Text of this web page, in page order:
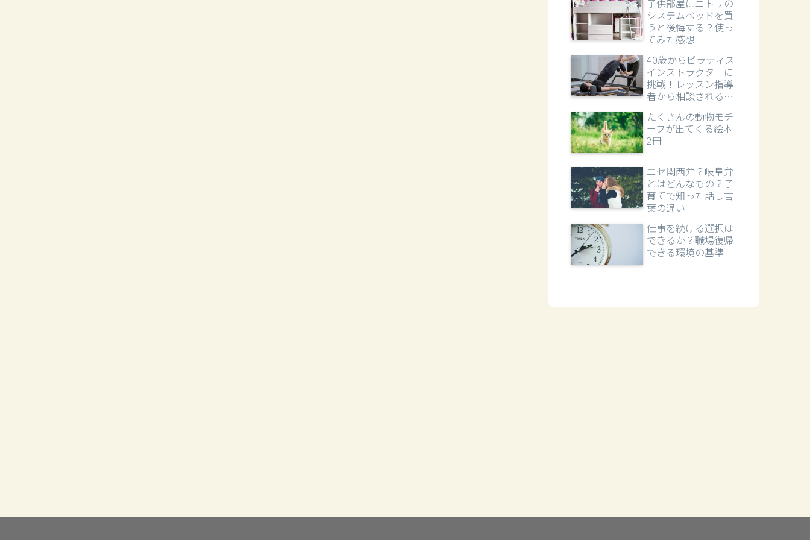
子供部屋にニトリの
システムベッドを買
うと後悔する？使っ
てみた感想
40歳からピラティス
インストラクターに
挑戦！レッスン指導
者から相談される立
たくさんの動物モチ
ーフが出てくる絵本
2冊
エセ関西弁？岐阜弁
とはどんなもの？子
育てで知った話し言
葉の違い
仕事を続ける選択は
できるか？職場復帰
できる環境の基準